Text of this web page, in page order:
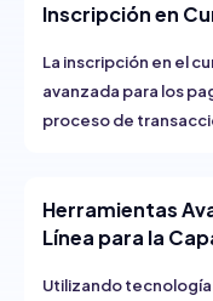
Inscripción en
La inscripción en el
avanzada para los
proceso de
Herramientas
Línea para la
Utilizando